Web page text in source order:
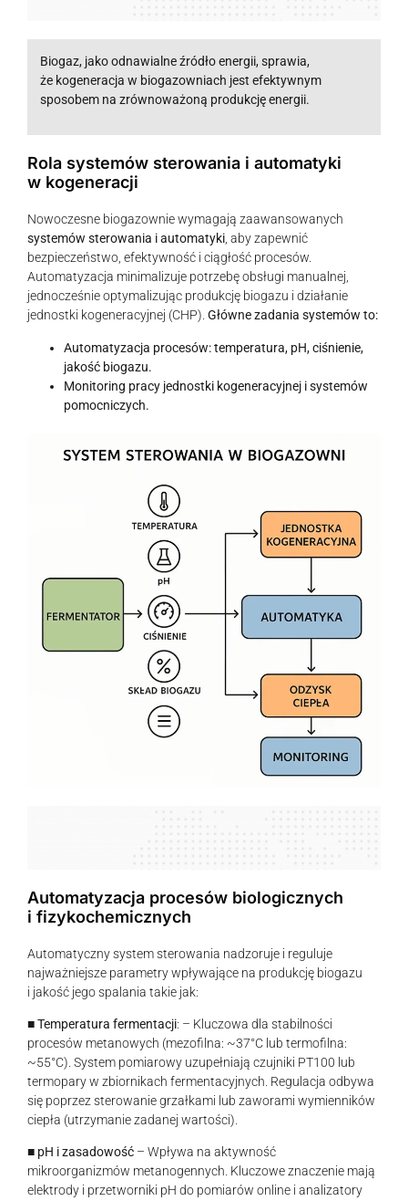
Biogaz, jako odnawialne źródło energii, sprawia,
że kogeneracja w biogazowniach jest efektywnym
sposobem na zrównoważoną produkcję energii.
Rola systemów sterowania i automatyki
w kogeneracji
Nowoczesne biogazownie wymagają zaawansowanych
systemów sterowania i automatyki, aby zapewnić
bezpieczeństwo, efektywność i ciągłość procesów.
Automatyzacja minimalizuje potrzebę obsługi manualnej,
jednocześnie optymalizując produkcję biogazu i działanie
jednostki kogeneracyjnej (CHP). Główne zadania systemów to:
Automatyzacja procesów: temperatura, pH, ciśnienie,
jakość biogazu.
Monitoring pracy jednostki kogeneracyjnej i systemów
pomocniczych.
Automatyzacja procesów biologicznych
i fizykochemicznych
Automatyczny system sterowania nadzoruje i reguluje
najważniejsze parametry wpływające na produkcję biogazu
i jakość jego spalania takie jak:
■Temperatura fermentacji: – Kluczowa dla stabilności
procesów metanowych (mezofilna: ~37°C lub termofilna:
~55°C). System pomiarowy uzupełniają czujniki PT100 lub
termopary w zbiornikach fermentacyjnych. Regulacja odbywa
się poprzez sterowanie grzałkami lub zaworami wymienników
ciepła (utrzymanie zadanej wartości).
■ pH i zasadowość – Wpływa na aktywność
mikroorganizmów metanogennych. Kluczowe znaczenie mają
elektrody i przetworniki pH do pomiarów online i analizatory